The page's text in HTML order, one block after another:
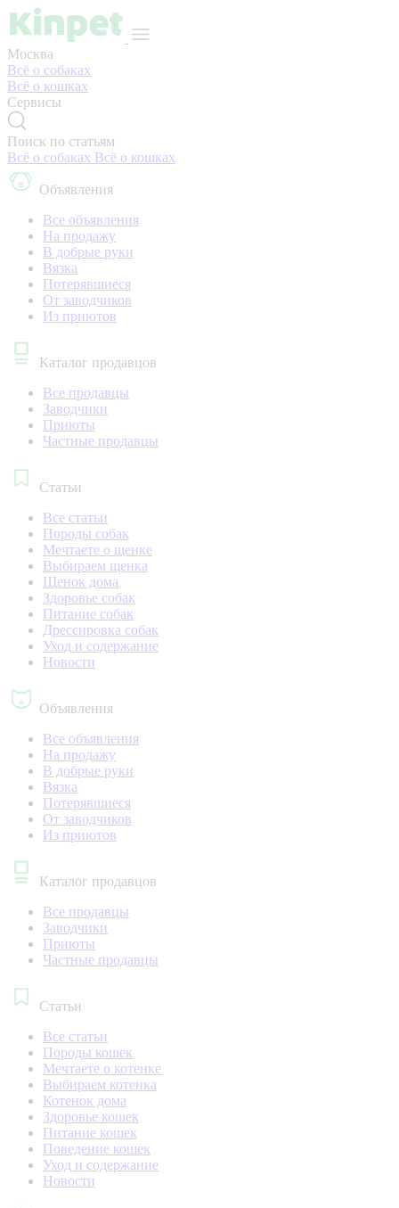
Москва
Всё о собаках
Всё о кошках
Сервисы
Поиск по статьям
Всё о собаках Всё о кошках
Объявления
Все объявления
На продажу
В добрые руки
Вязка
Потерявшиеся
От заводчиков
Из приютов
Каталог продавцов
Все продавцы
Заводчики
Приюты
Частные продавцы
Статьи
Все статьи
Породы собак
Мечтаете о щенке
Выбираем щенка
Щенок дома
Здоровье собак
Питание собак
Дрессировка собак
Уход и содержание
Новости
Объявления
Все объявления
На продажу
В добрые руки
Вязка
Потерявшиеся
От заводчиков
Из приютов
Каталог продавцов
Все продавцы
Заводчики
Приюты
Частные продавцы
Статьи
Все статьи
Породы кошек
Мечтаете о котенке
Выбираем котенка
Котенок дома
Здоровье кошек
Питание кошек
Поведение кошек
Уход и содержание
Новости